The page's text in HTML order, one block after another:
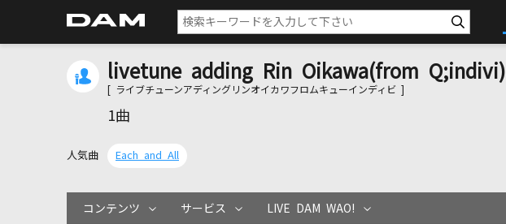
livetune adding Rin Oikawa(from Q;indivi)
[ ライブチューンアディングリンオイカワフロムキューインディビ ]
1曲
人気曲 Each and All
コンテンツ サービス LIVE DAM WAO!